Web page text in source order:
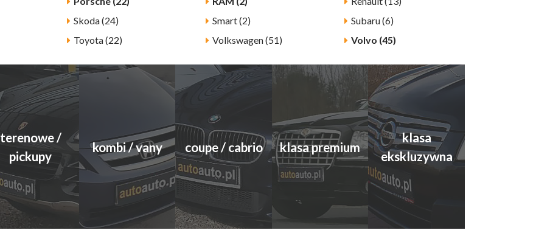
Skoda (24) Smart (2)
Subaru (6)
Toyota (22) Volkswagen (51) Volvo (45)
terenowe /
pickupy
kombi / vany coupe / cabrio klasa premium
klasa
ekskluzywna